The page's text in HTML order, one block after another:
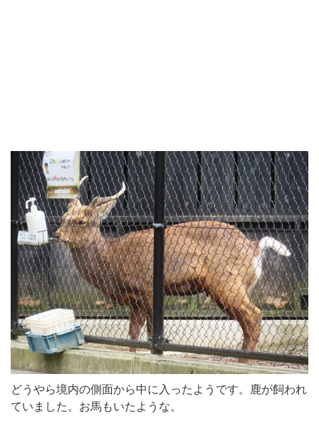
どうやら境内の側面から中に入ったようです。鹿が飼われ
ていました。お馬もいたような。